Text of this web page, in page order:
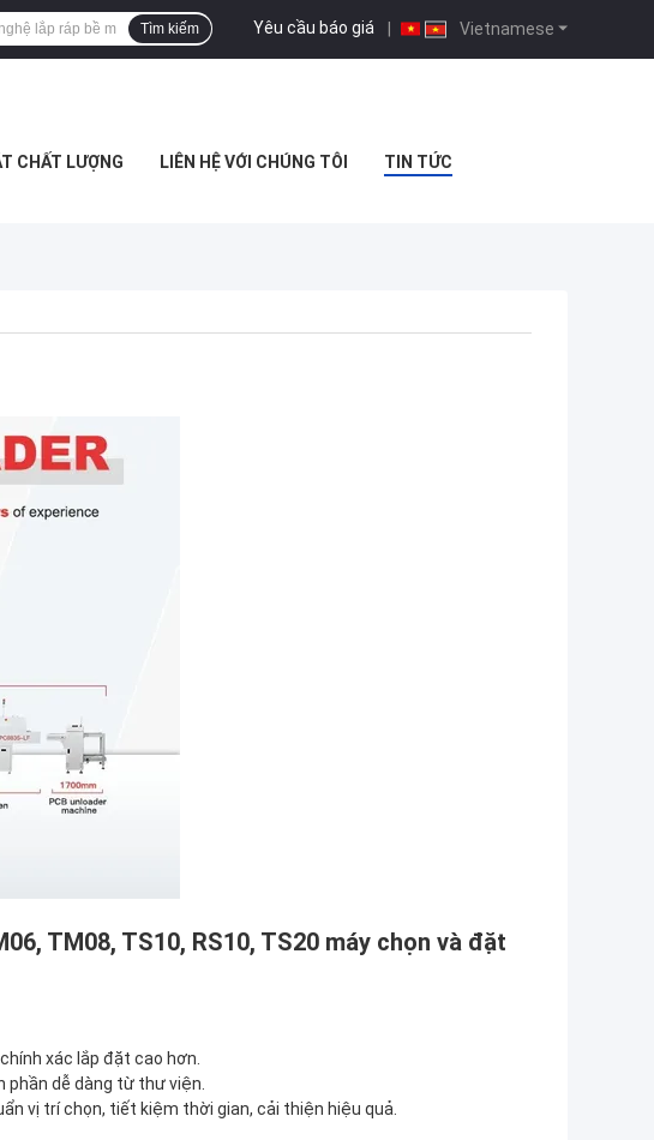
Vietnamese
Yêu cầu báo giá |
Tìm kiếm
CHẤT LƯỢNG LIÊN HỆ VỚI CHÚNG TÔI TIN TỨC
TM08, TS10, RS10, TS20 máy chọn và đặt
xác lắp đặt cao hơn.
phần dễ dàng từ thư viện.
vị trí chọn, tiết kiệm thời gian, cải thiện hiệu quả.